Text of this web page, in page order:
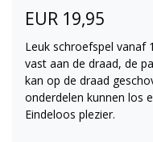
EUR 19,95
Leuk schroefspel vanaf
vast aan de draad, de
kan op de draad
onderdelen kunnen los
Eindeloos plezier.